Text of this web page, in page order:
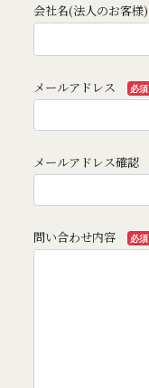
会社名(法人のお客様)
メールアドレス 必須
メールアドレス確認
問い合わせ内容 必須